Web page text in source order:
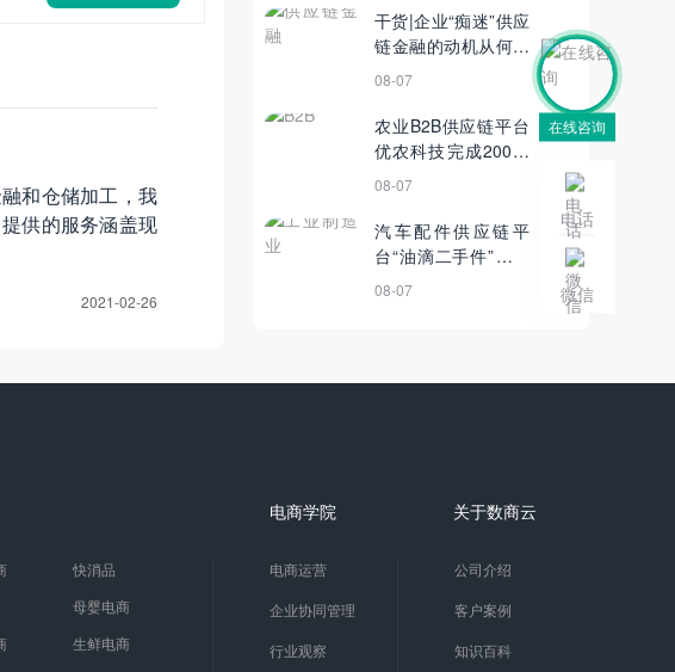
和仓储加工，我
供的服务涵盖现
2021-02-26
业智慧升级丨11月12
日【电商简讯】
干货|企业“痴迷”供应
链金融的动机从何而
来？
08-07
农业B2B供应链平台
优农科技完成200万
元天使轮融资；今年
商企业丨5月26日
【电商简讯】
08-07
汽车配件供应链平
台“油滴二手件”完成
A+轮融资丨3月10日
08-07
快消品
母婴电商
生鲜电商
电商学院
电商运营
企业协同管理
行业观察
关于数商云
公司介绍
客户案例
知识百科
在线咨询
电话
微信